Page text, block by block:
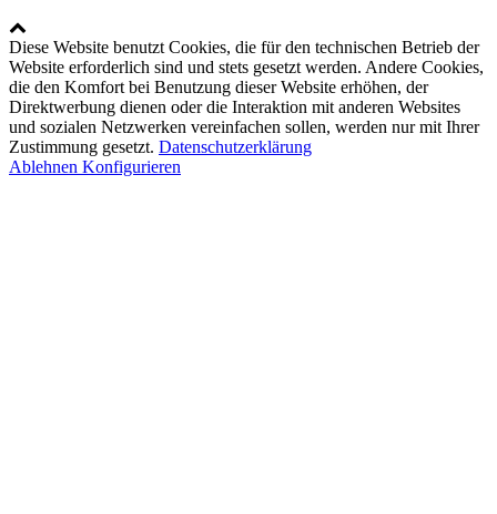
Diese Website benutzt Cookies, die für den technischen Betrieb der
Website erforderlich sind und stets gesetzt werden. Andere Cookies,
die den Komfort bei Benutzung dieser Website erhöhen, der
Direktwerbung dienen oder die Interaktion mit anderen Websites
und sozialen Netzwerken vereinfachen sollen, werden nur mit Ihrer
Zustimmung gesetzt. Datenschutzerklärung
Ablehnen Konfigurieren